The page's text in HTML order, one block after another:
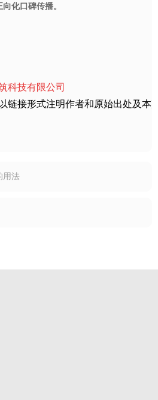
化口碑传播。
科技有限公司
链接形式注明作者和原始出处及本
用法